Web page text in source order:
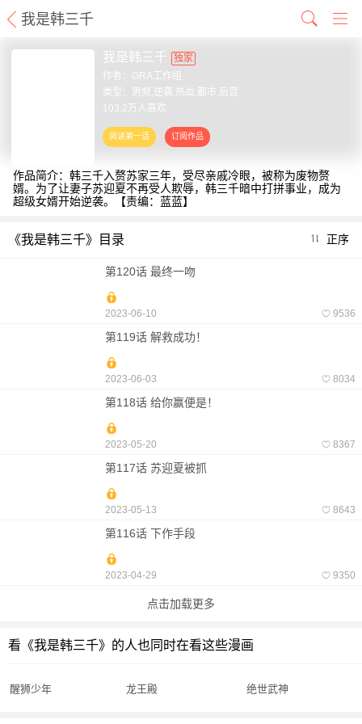
我是韩三千
我是韩三千
独家
作者： GRA工作组
类型：男频,逆袭,热血,都市,后宫
103.2万人喜欢
作品简介：韩三千入赘苏家三年，受尽亲戚冷眼，被称为废物赘
婿。为了让妻子苏迎夏不再受人欺辱，韩三千暗中打拼事业，成为
超级女婿开始逆袭。【责编：蓝蓝】
《我是韩三千》目录 正序
第120话 最终一吻
2023-06-10 9536
第119话 解救成功！
2023-06-03 8034
第118话 给你赢便是！
2023-05-20 8367
第117话 苏迎夏被抓
2023-05-13 8643
第116话 下作手段
2023-04-29 9350
点击加载更多
看《我是韩三千》的人也同时在看这些漫画
醒狮少年 龙王殿 绝世武神